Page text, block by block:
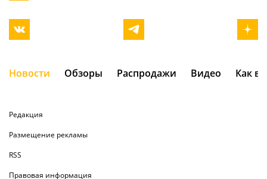
Новости Обзоры Распродажи Видео Как
Редакция
Размещение рекламы
RSS
Правовая информация